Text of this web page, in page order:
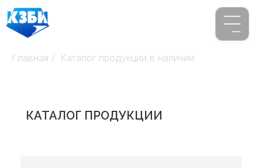
Главная / Каталог продукции в наличии
КАТАЛОГ ПРОДУКЦИИ